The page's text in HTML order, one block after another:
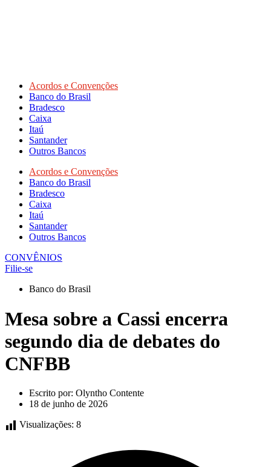
Acordos e Convenções
Banco do Brasil
Bradesco
Caixa
Itaú
Santander
Outros Bancos
Acordos e Convenções
Banco do Brasil
Bradesco
Caixa
Itaú
Santander
Outros Bancos
CONVÊNIOS
Filie-se
Banco do Brasil
Mesa sobre a Cassi encerra
segundo dia de debates do
CNFBB
Escrito por: Olyntho Contente
18 de junho de 2026
Visualizações: 8